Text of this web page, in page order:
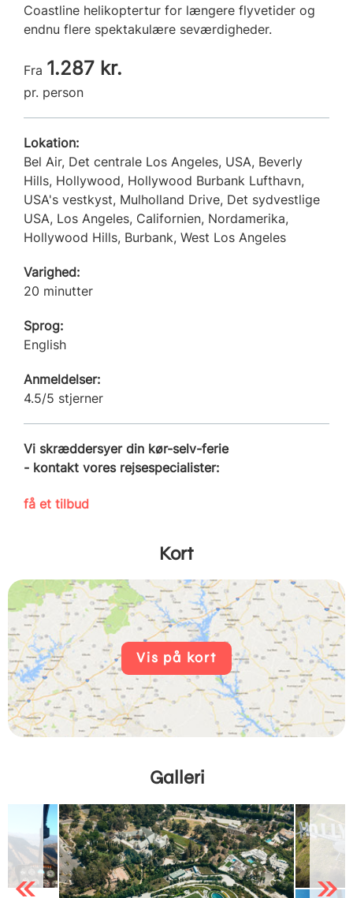
Coastline helikoptertur for længere flyvetider og
endnu flere spektakulære seværdigheder.
Fra 1.287 kr.
pr. person
Lokation:
Bel Air, Det centrale Los Angeles, USA, Beverly
Hills, Hollywood, Hollywood Burbank Lufthavn,
USA's vestkyst, Mulholland Drive, Det sydvestlige
USA, Los Angeles, Californien, Nordamerika,
Hollywood Hills, Burbank, West Los Angeles
Varighed:
20 minutter
Sprog:
English
Anmeldelser:
4.5/5 stjerner
Vi skræddersyer din kør-selv-ferie
- kontakt vores rejsespecialister:
få et tilbud
Kort
Vis på kort
Galleri
Previous Next